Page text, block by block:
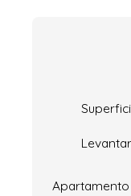
Levantar
Apartamento